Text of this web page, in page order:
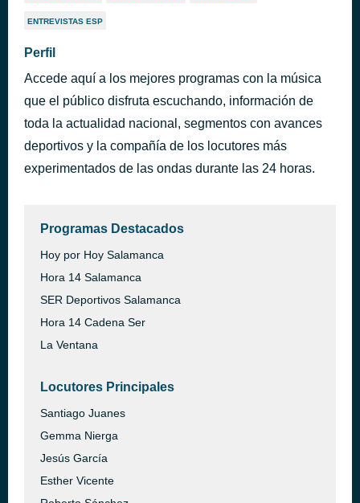
ENTREVISTAS ESP
Perfil
Accede aquí a los mejores programas con la música
que el público disfruta escuchando, información de
toda la actualidad nacional, segmentos con avances
deportivos y la compañía de los locutores más
experimentados de las ondas durante las 24 horas.
Programas Destacados
Hoy por Hoy Salamanca
Hora 14 Salamanca
SER Deportivos Salamanca
Hora 14 Cadena Ser
La Ventana
Locutores Principales
Santiago Juanes
Gemma Nierga
Jesús García
Esther Vicente